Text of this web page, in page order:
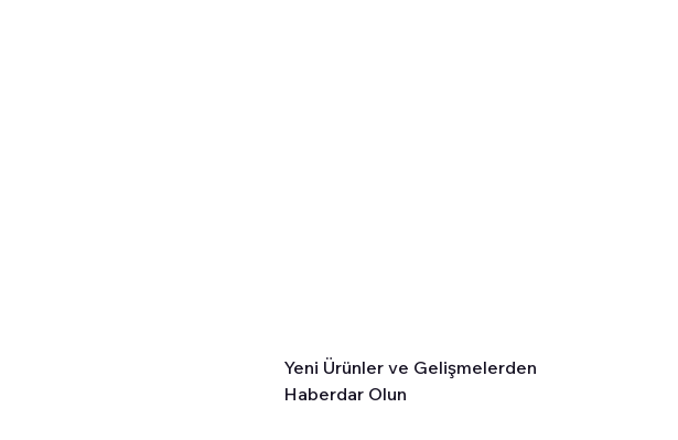
Yeni Ürünler ve Gelişmelerden
Haberdar Olun